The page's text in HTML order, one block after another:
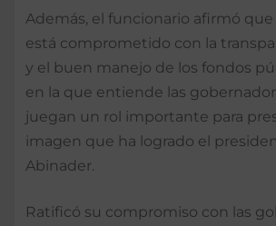
Además, el funcionario afirmó
está comprometido con la
y el buen manejo de los fondos
en la que entiende las
juegan un rol importante para
imagen que ha logrado el
Abinader.
Ratificó su compromiso con las